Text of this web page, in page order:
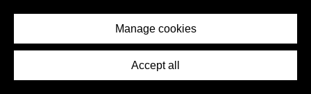
$32usd
$60usd
Manage cookies
Accept all